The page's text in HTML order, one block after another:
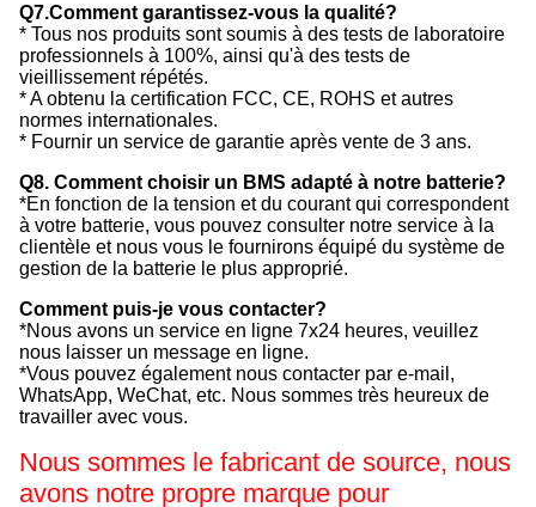
Q7.Comment garantissez-vous la qualité?
* Tous nos produits sont soumis à des tests de laboratoire
professionnels à 100%, ainsi qu'à des tests de
vieillissement répétés.
* A obtenu la certification FCC, CE, ROHS et autres
normes internationales.
* Fournir un service de garantie après vente de 3 ans.
Q8. Comment choisir un BMS adapté à notre batterie?
*En fonction de la tension et du courant qui correspondent
à votre batterie, vous pouvez consulter notre service à la
clientèle et nous vous le fournirons équipé du système de
gestion de la batterie le plus approprié.
Comment puis-je vous contacter?
*Nous avons un service en ligne 7x24 heures, veuillez
nous laisser un message en ligne.
*Vous pouvez également nous contacter par e-mail,
WhatsApp, WeChat, etc. Nous sommes très heureux de
travailler avec vous.
Nous sommes le fabricant de source, nous
avons notre propre marque pour